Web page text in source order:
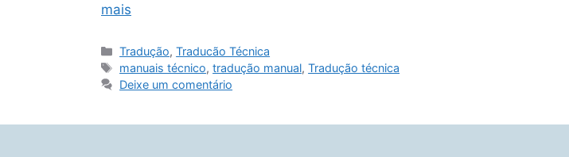
mais
Tradução,Traducão Técnica
manuais técnico,tradução manual,Tradução técnica
Deixe um comentário